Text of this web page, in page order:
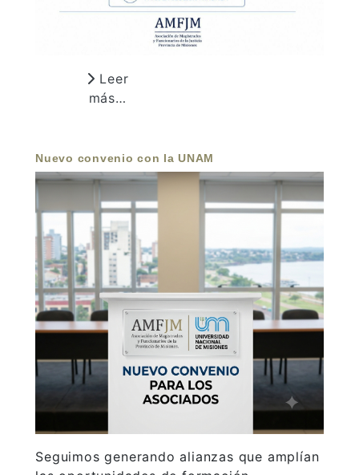
Leer
más…
Nuevo convenio con la UNAM
Seguimos generando alianzas que amplían